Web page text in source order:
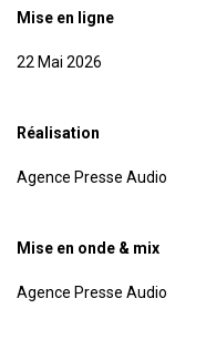
Mise en ligne
22 Mai 2026
Réalisation
Agence Presse Audio
Mise en onde & mix
Agence Presse Audio